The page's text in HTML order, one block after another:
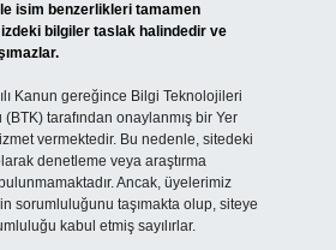
isim benzerlikleri tamamen
bilgiler taslak halindedir ve
Kanun gereğince Bilgi Teknolojileri
tarafından onaylanmış bir Yer
vermektedir. Bu nedenle, sitedeki
denetleme veya araştırma
Ancak, üyelerimiz
sorumluluğunu taşımakta olup, siteye
kabul etmiş sayılırlar.